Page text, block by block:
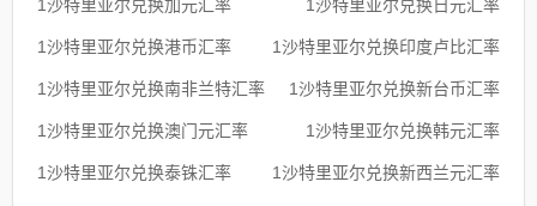
1沙特里亚尔兑换加元汇率 1沙特里亚尔兑换日元汇率
1沙特里亚尔兑换港币汇率 1沙特里亚尔兑换印度卢比汇率
1沙特里亚尔兑换南非兰特汇率 1沙特里亚尔兑换新台币汇率
1沙特里亚尔兑换澳门元汇率 1沙特里亚尔兑换韩元汇率
1沙特里亚尔兑换泰铢汇率 1沙特里亚尔兑换新西兰元汇率